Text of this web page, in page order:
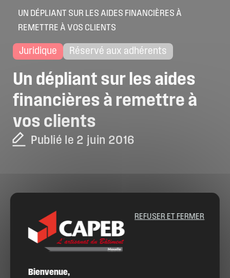
UN DÉPLIANT SUR LES AIDES FINANCIÈRES À
REMETTRE À VOS CLIENTS
Juridique Réservé aux adhérents
Un dépliant surles aides
financières à remettre à
vos clients
Publié le 2 juin 2016
Bienvenue,
REFUSER ET FERMER